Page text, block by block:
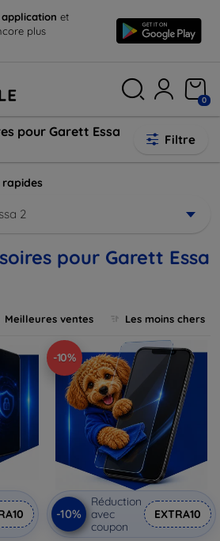
et
plus
0
pour Garett Essa
Filtre
rapides
2
pour Garett Essa
Meilleures ventes Les moins chers
-10%
-10%
Réduction
avec
coupon
EXTRA10